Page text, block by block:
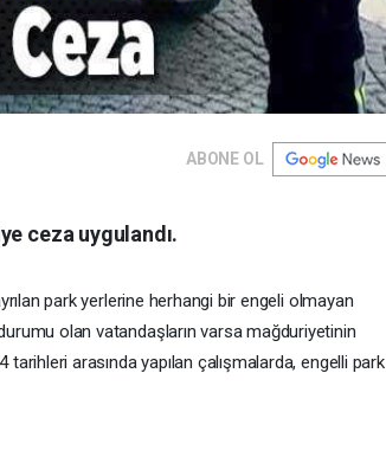
ABONE OL
ceza uygulandı.
park yerlerine herhangi bir engeli olmayan
olan vatandaşların varsa mağduriyetinin
arasında yapılan çalışmalarda, engelli park